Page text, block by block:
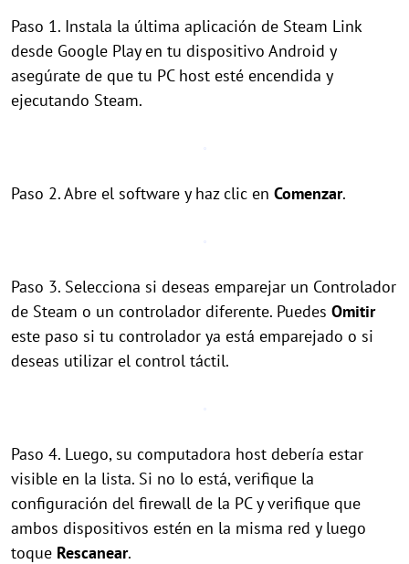
Paso 1. Instala la última aplicación de Steam Link
desde Google Play en tu dispositivo Android y
asegúrate de que tu PC host esté encendida y
ejecutando Steam.
Paso 2. Abre el software y haz clic en Comenzar.
Paso 3. Selecciona si deseas emparejar un Controlador
de Steam o un controlador diferente. Puedes Omitir
este paso si tu controlador ya está emparejado o si
deseas utilizar el control táctil.
Paso 4. Luego, su computadora host debería estar
visible en la lista. Si no lo está, verifique la
configuración del firewall de la PC y verifique que
ambos dispositivos estén en la misma red y luego
toque Rescanear.